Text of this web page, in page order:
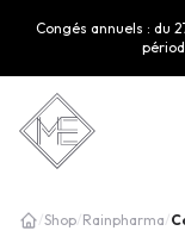
Congés annuels : du
/Shop/ Rainpharma/